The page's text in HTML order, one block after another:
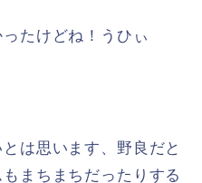
たけどね！うひぃ
は思います、野良だと
まちまちだったりする